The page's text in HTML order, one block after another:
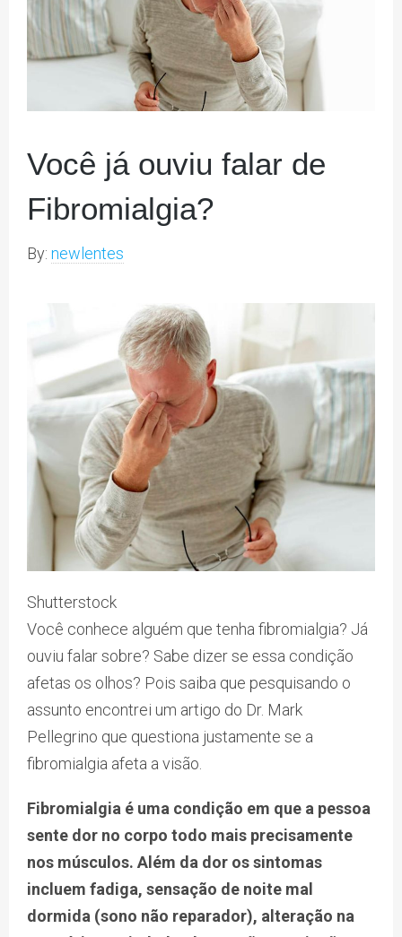
Você já ouviu falar de
Fibromialgia?
By: newlentes
Shutterstock
Você conhece alguém que tenha fibromialgia? Já
ouviu falar sobre? Sabe dizer se essa condição
afetas os olhos? Pois saiba que pesquisando o
assunto encontrei um artigo do Dr. Mark
Pellegrino que questiona justamente se a
fibromialgia afeta a visão.
Fibromialgia é uma condição em que a pessoa
sente dor no corpo todo mais precisamente
nos músculos. Além da dor os sintomas
incluem fadiga, sensação de noite mal
dormida (sono não reparador), alteração na